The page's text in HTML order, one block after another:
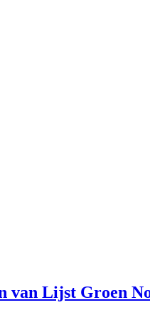
van Lijst Groen